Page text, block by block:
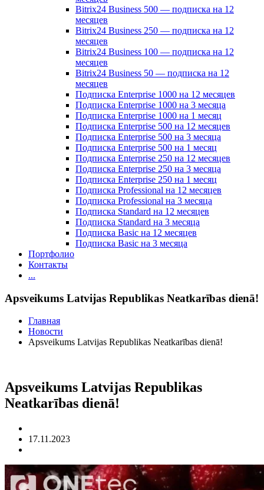
Bitrix24 Business 500 — подписка на 12
месяцев
Bitrix24 Business 250 — подписка на 12
месяцев
Bitrix24 Business 100 — подписка на 12
месяцев
Bitrix24 Business 50 — подписка на 12
месяцев
Подписка Enterprise 1000 на 12 месяцев
Подписка Enterprise 1000 на 3 месяца
Подписка Enterprise 1000 на 1 месяц
Подписка Enterprise 500 на 12 месяцев
Подписка Enterprise 500 на 3 месяца
Подписка Enterprise 500 на 1 месяц
Подписка Enterprise 250 на 12 месяцев
Подписка Enterprise 250 на 3 месяца
Подписка Enterprise 250 на 1 месяц
Подписка Professional на 12 месяцев
Подписка Professional на 3 месяца
Подписка Standard на 12 месяцев
Подписка Standard на 3 месяца
Подписка Basic на 12 месяцев
Подписка Basic на 3 месяца
Портфолио
Контакты
...
Apsveikums Latvijas Republikas Neatkarības dienā!
Главная
Новости
Apsveikums Latvijas Republikas Neatkarības dienā!
Apsveikums Latvijas Republikas
Neatkarības dienā!
17.11.2023